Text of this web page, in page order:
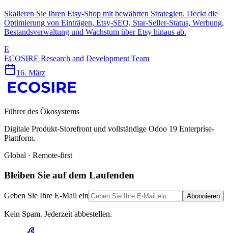
Skalieren Sie Ihren Etsy-Shop mit bewährten Strategien. Deckt die
Optimierung von Einträgen, Etsy-SEO, Star-Seller-Status, Werbung,
Bestandsverwaltung und Wachstum über Etsy hinaus ab.
E
ECOSIRE Research and Development Team
16. März
Führer des Ökosystems
Digitale Produkt-Storefront und vollständige Odoo 19 Enterprise-
Plattform.
Global · Remote-first
Bleiben Sie auf dem Laufenden
Geben Sie Ihre E-Mail ein Abonnieren
Kein Spam. Jederzeit abbestellen.